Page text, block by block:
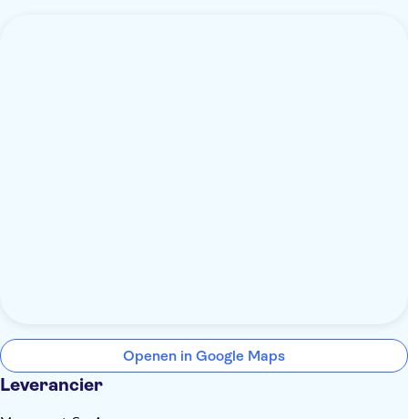
Openen in Google Maps
Leverancier